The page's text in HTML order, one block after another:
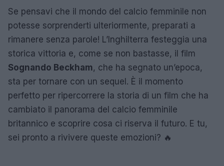
Se pensavi che il mondo del calcio femminile non
potesse sorprenderti ulteriormente, preparati a
rimanere senza parole! L’Inghilterra festeggia una
storica vittoria e, come se non bastasse, il film
Sognando Beckham, che ha segnato un’epoca,
sta per tornare con un sequel. È il momento
perfetto per ripercorrere la storia di un film che ha
cambiato il panorama del calcio femminile
britannico e scoprire cosa ci riserva il futuro. E tu,
sei pronto a rivivere queste emozioni? 🔥